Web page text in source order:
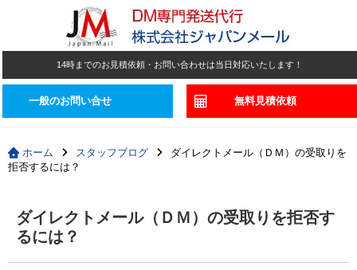
14時までのお見積依頼・お問い合わせは当日対応いたします！
一般のお問い合せ 無料見積依頼
ホーム スタッフブログ
ダイレクトメール（ＤＭ）の受取りを
拒否するには？
ダイレクトメール（ＤＭ）の受取りを拒否す
るには？